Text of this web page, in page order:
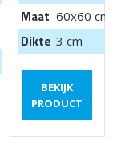
Maat 60x60 cm
Dikte 3 cm
BEKIJK
PRODUCT